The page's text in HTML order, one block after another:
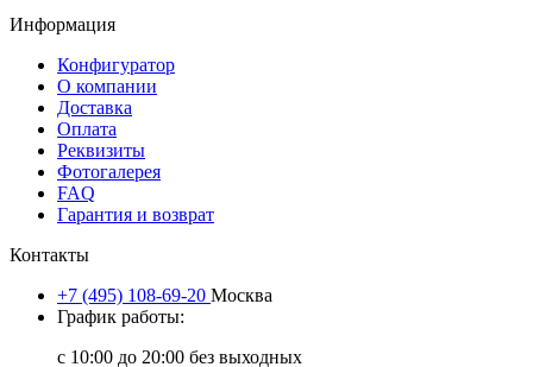
Информация
Конфигуратор
О компании
Доставка
Оплата
Реквизиты
Фотогалерея
FAQ
Гарантия и возврат
Контакты
+7 (495) 108-69-20 Москва
График работы:
с 10:00 до 20:00 без выходных